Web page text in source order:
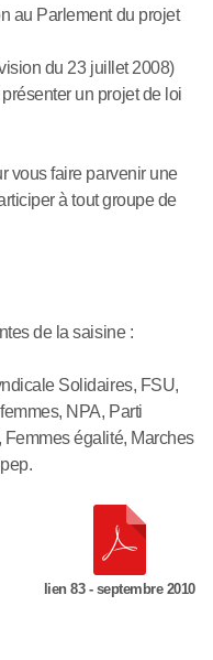
au Parlement du projet
du 23 juillet 2008)
un projet de loi
vous faire parvenir une
à tout groupe de
de la saisine :
Solidaires, FSU,
NPA, Parti
Femmes égalité, Marches
lien 83 - septembre 2010